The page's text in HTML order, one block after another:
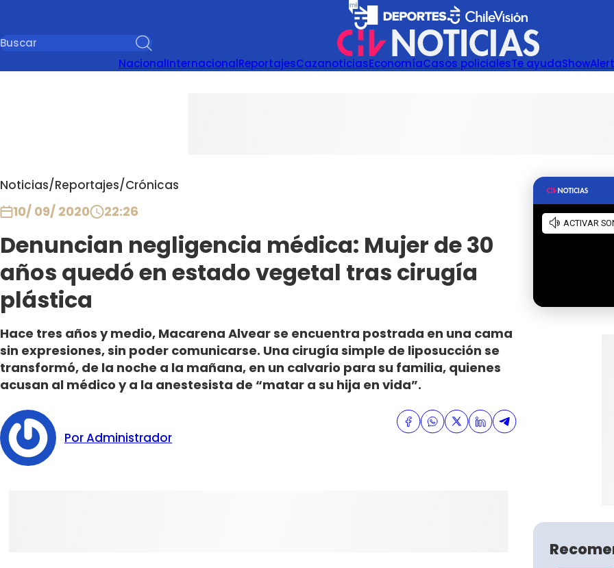
NacionalInternacionalReportajesCazanoticiasEconomíaCasos policialesTe ayudaShow
Noticias/Reportajes/Crónicas
10/ 09/ 2020 22:26
Denuncian negligencia médica: Mujer de 30
años quedó en estado vegetal tras cirugía
plástica
Hace tres años y medio, Macarena Alvear se encuentra postrada en una cama
sin expresiones, sin poder comunicarse. Una cirugía simple de liposucción se
transformó, de la noche a la mañana, en un calvario para su familia, quienes
acusan al médico y a la anestesista de “matar a su hija en vida”.
Por Administrador